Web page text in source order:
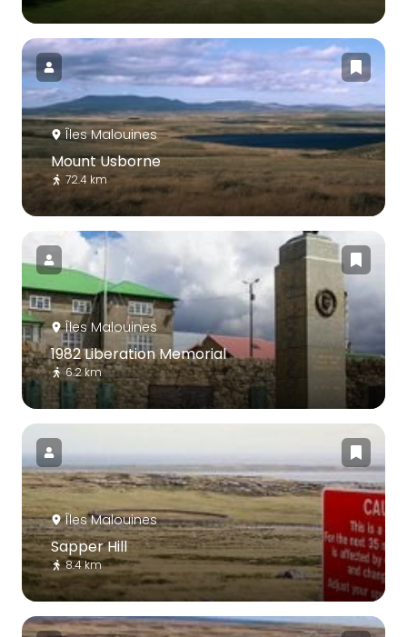
Îles Malouines
Mount Usborne
72.4 km
Îles Malouines
1982 Liberation Memorial
6.2 km
Îles Malouines
Sapper Hill
8.4 km